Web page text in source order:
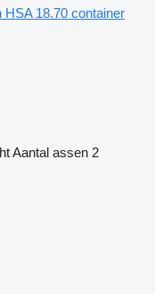
HSA 18.70 container
Aantal assen 2